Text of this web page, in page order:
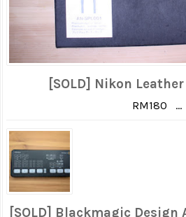
[SOLD] Nikon
RM180 ...
[SOLD] Blackmagic Design